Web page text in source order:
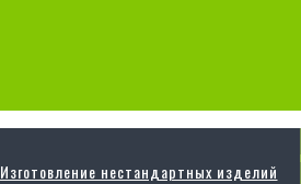
Изготовление нестандартных изделий